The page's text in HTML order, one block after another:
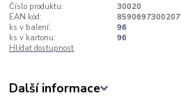
Číslo produktu:
30020
EAN kód:
8590697300207
ks v balení:
96
ks v kartonu:
96
Hlídat dostupnost
Další informace